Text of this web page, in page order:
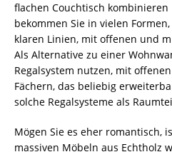
flachen Couchtisch
bekommen Sie in vielen
klaren Linien, mit offenen und
Als Alternative zu einer
Regalsystem nutzen, mit
Fächern, das beliebig
solche Regalsysteme als
Mögen Sie es eher romantisch,
massiven Möbeln aus Echtholz